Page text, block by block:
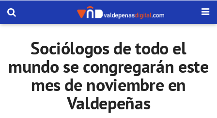
Sociólogos de todo el
mundo se congregarán este
mes de noviembre en
Valdepeñas